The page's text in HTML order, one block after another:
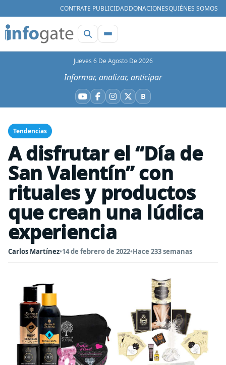
CONTRATE PUBLICIDADDONACIONESQUIÉNES SOMOS
Jueves 6 De Agosto De 2026
Informar, analizar, anticipar
YouTube
Facebook
Instagram
X BBluesky
Tendencias
A disfrutar el “Día de
San Valentín” con
rituales y productos
que crean una lúdica
experiencia
Carlos Martínez•14 de febrero de 2022•Hace 233 semanas